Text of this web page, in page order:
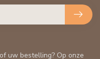
uw bestelling? Op onze